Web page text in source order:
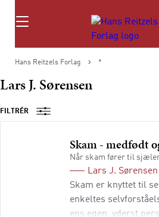
Søg
Hans Reitzels Forlag *
Lars J. Sørensen
FILTRÉR
Skam - medfødt
Når skam fører til
Lars J. Sørensen
Skam er knyttet til
enkeltes
ens egen, yderst